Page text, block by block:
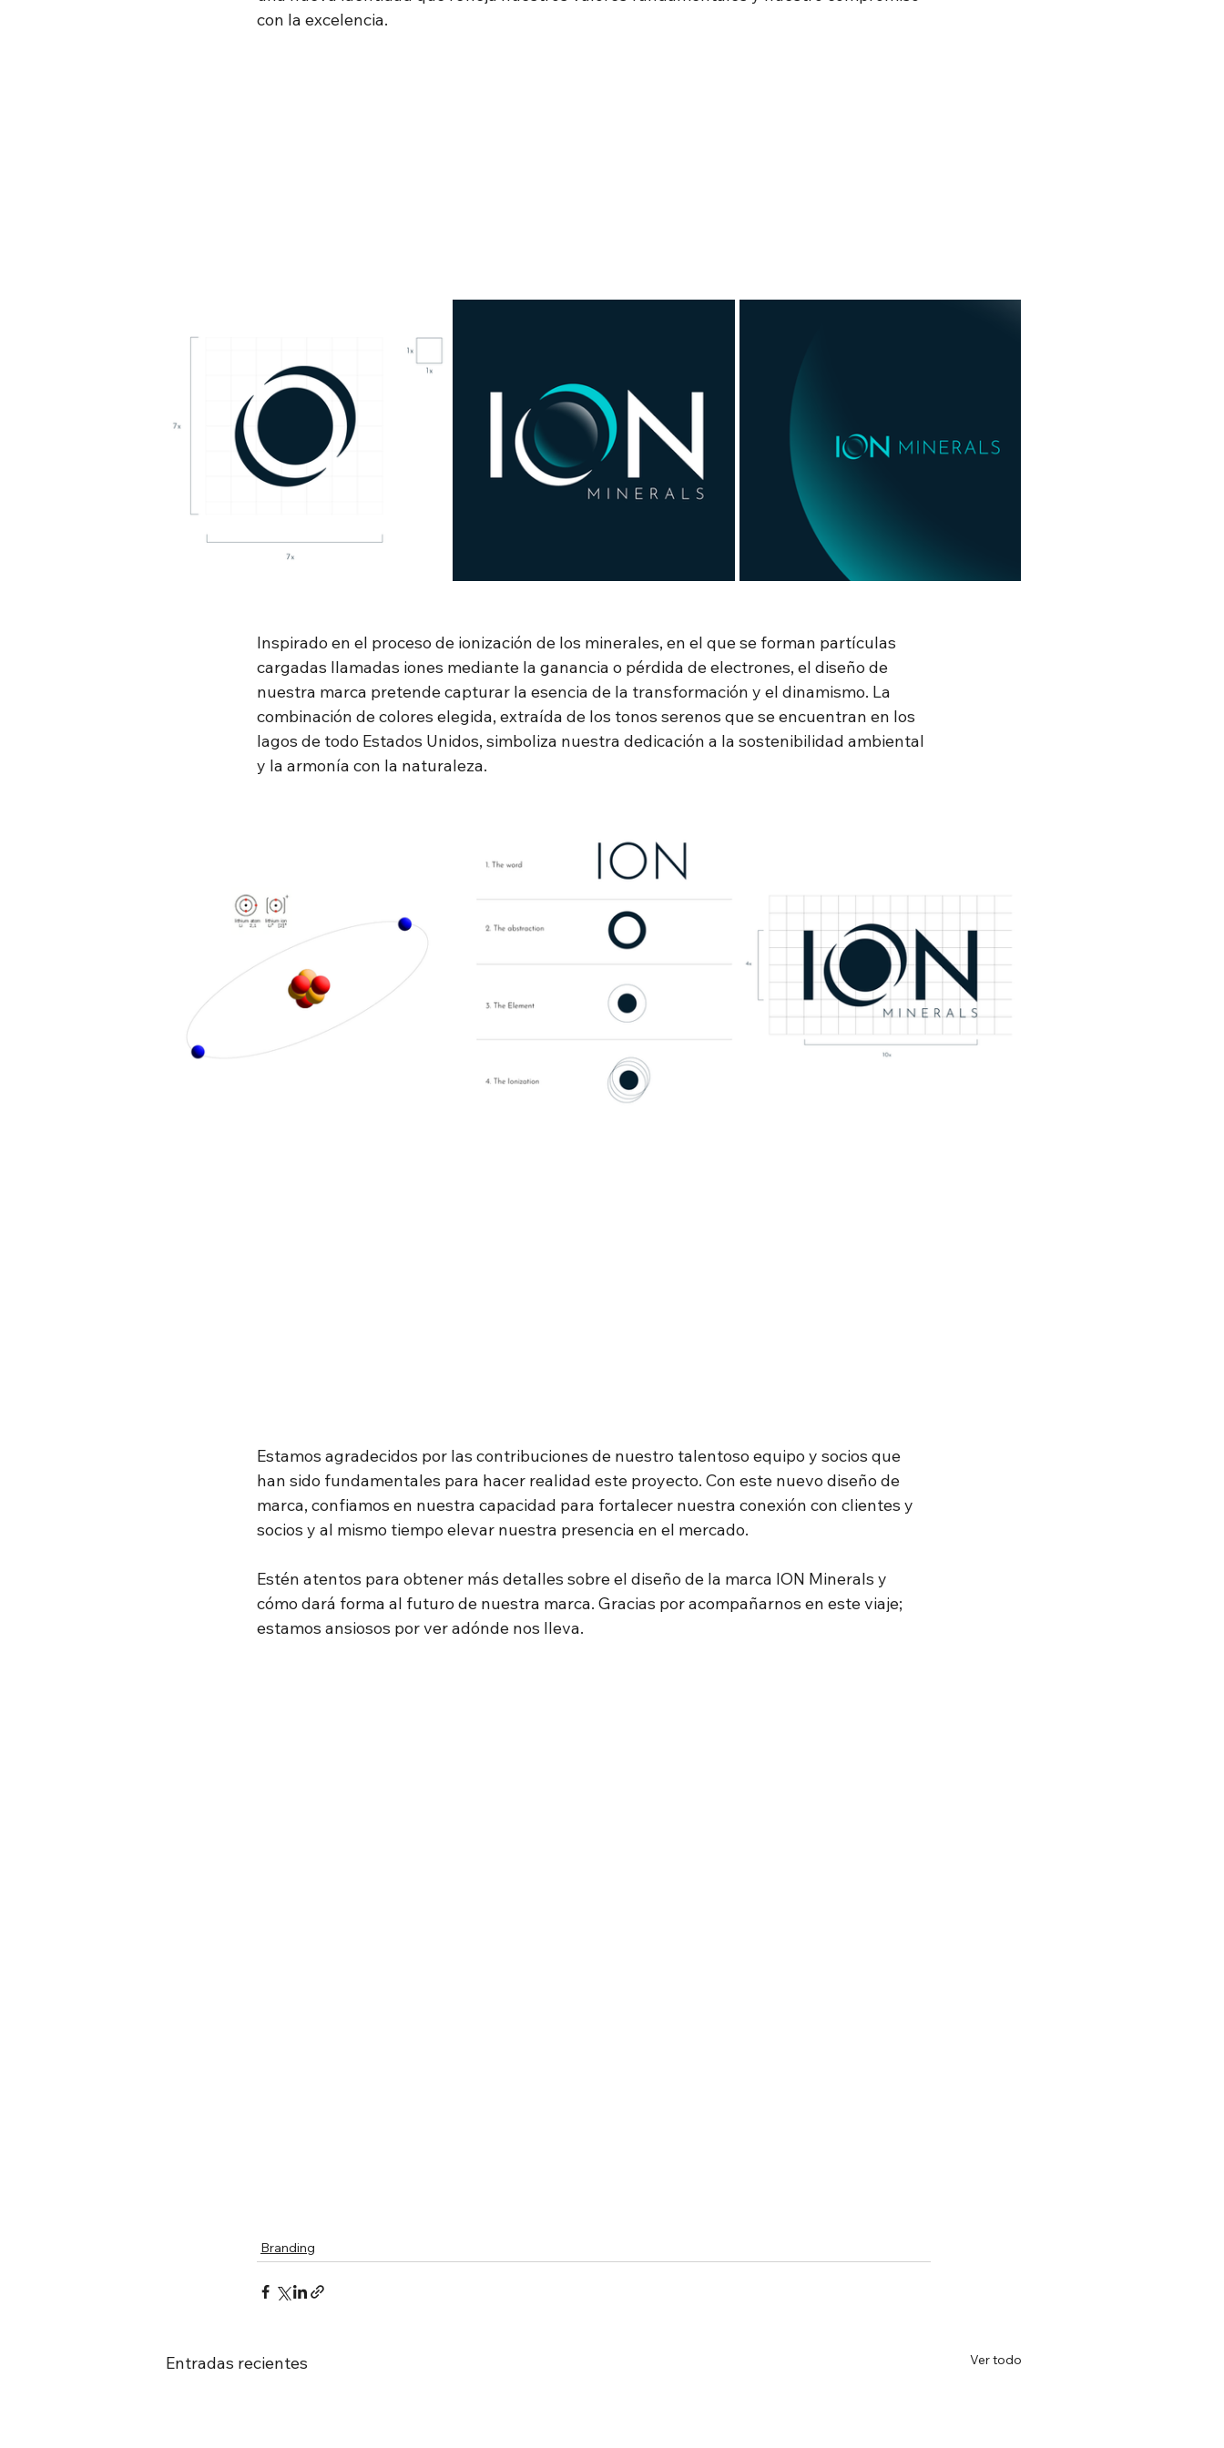
con la excelencia.
Inspirado en el proceso de ionización de los minerales, en el que se forman partículas
cargadas llamadas iones mediante la ganancia o pérdida de electrones, el diseño de
nuestra marca pretende capturar la esencia de la transformación y el dinamismo. La
combinación de colores elegida, extraída de los tonos serenos que se encuentran en los
lagos de todo Estados Unidos, simboliza nuestra dedicación a la sostenibilidad ambiental
y la armonía con la naturaleza.
Estamos agradecidos por las contribuciones de nuestro talentoso equipo y socios que
han sido fundamentales para hacer realidad este proyecto. Con este nuevo diseño de
marca, confiamos en nuestra capacidad para fortalecer nuestra conexión con clientes y
socios y al mismo tiempo elevar nuestra presencia en el mercado.
Estén atentos para obtener más detalles sobre el diseño de la marca ION Minerals y
cómo dará forma al futuro de nuestra marca. Gracias por acompañarnos en este viaje;
estamos ansiosos por ver adónde nos lleva.
Branding
Entradas recientes Ver todo